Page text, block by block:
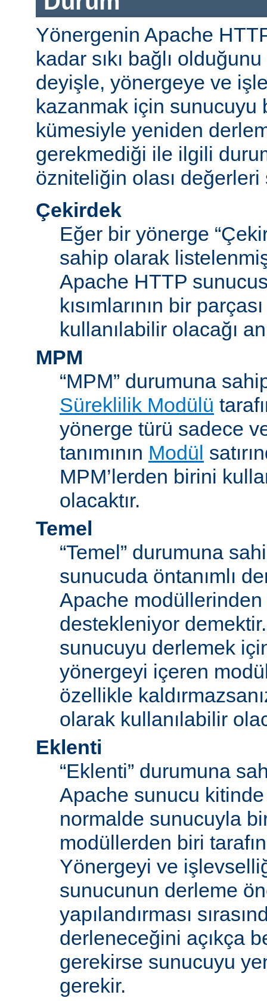
Yönergenin Apache
kadar sıkı bağlı
deyişle, yönergeye ve
kazanmak için sunucuyu
kümesiyle yeniden
gerekmediği ile ilgili
özniteliğin olası değerleri
Çekirdek
Eğer bir yönerge
sahip olarak
Apache HTTP
kısımlarının bir
kullanılabilir olacağı
MPM
“MPM” durumuna
Süreklilik Modülü
yönerge türü sadece
tanımının Modül
MPM’lerden birini
olacaktır.
Temel
“Temel” durumuna
sunucuda öntanımlı
Apache modüllerinden
destekleniyor
sunucuyu derlemek
yönergeyi içeren
özellikle
olarak kullanılabilir
Eklenti
“Eklenti” durumuna
Apache sunucu
normalde sunucuyla
modüllerden biri
Yönergeyi ve
sunucunun derleme
yapılandırması
derleneceğini açıkça
gerekirse sunucuyu
gerekir.